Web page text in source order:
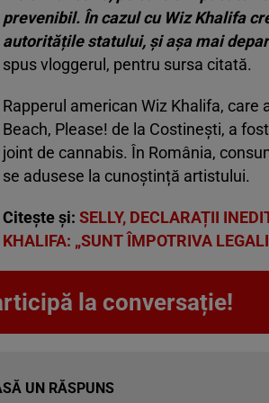
prevenibil. În cazul cu Wiz Khalifa
autoritățile statului, și așa mai
spus vloggerul, pentru sursa citată.
Rapperul american Wiz Khalifa,
Beach, Please! de la Costinești, a
joint de cannabis. În România,
se adusese la cunoștință artistului.
Citește și: SELLY, DECLARAȚII
KHALIFA: „SUNT ÎMPOTRIVA
la conversație!
UN RĂSPUNS